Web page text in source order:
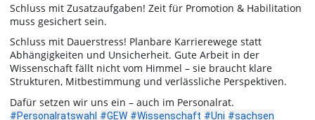
Schluss mit Zusatzaufgaben! Zeit für Promotion & Habilitation
muss gesichert sein.
Schluss mit Dauerstress! Planbare Karrierewege statt
Abhängigkeiten und Unsicherheit. Gute Arbeit in der
Wissenschaft fällt nicht vom Himmel – sie braucht klare
Strukturen, Mitbestimmung und verlässliche Perspektiven.
Dafür setzen wir uns ein – auch im Personalrat.
#Personalratswahl #GEW #Wissenschaft #Uni #sachsen